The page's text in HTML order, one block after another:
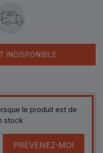
48h
INDISPONIBLE
le produit est de
stock
PRÉVENEZ-MOI